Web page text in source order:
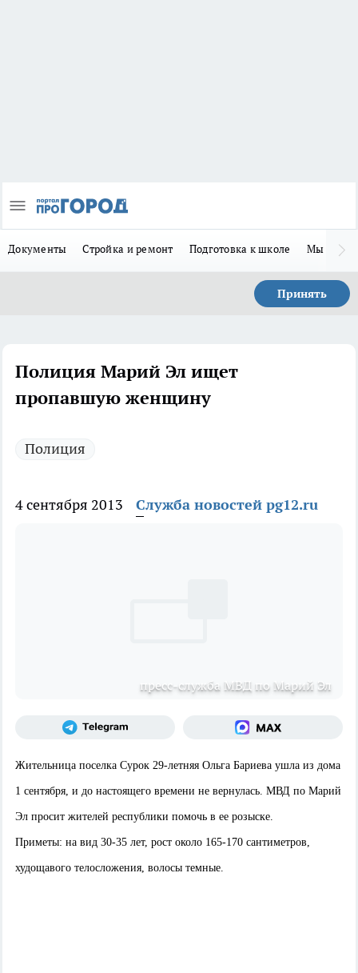
Документы Стройка и ремонт Подготовка к школе Мы в MAX
Принять
Полиция Марий Эл ищет
пропавшую женщину
Полиция
4 сентября 2013 Служба новостей pg12.ru
пресс-служба МВД по Марий Эл
Жительница поселка Сурок 29-летняя Ольга Бариева ушла из дома
1 сентября, и до настоящего времени не вернулась. МВД по Марий
Эл просит жителей республики помочь в ее розыске.
Приметы: на вид 30-35 лет, рост около 165-170 сантиметров,
худощавого телосложения, волосы темные.